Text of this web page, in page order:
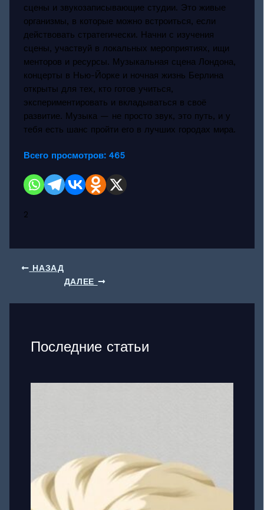
сцены и звукозаписывающие студии. Это живые
организмы, в которые можно встроиться, если
действовать стратегически. Начни с изучения
сцены, участвуй в локальных мероприятиях, ищи
менторов и ресурсы. Музыкальная сцена Лондона,
концерты в Нью-Йорке и ночная жизнь Берлина
открыты для тех, кто готов учиться,
экспериментировать и вкладываться в своё
развитие. Музыка — не просто звук, это путь, и у
тебя есть шанс пройти его в лучших городах мира.
Всего просмотров: 465
2
НАЗАД
ДАЛЕЕ
Последние статьи